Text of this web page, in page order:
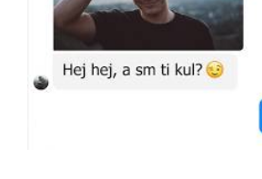
Veš, s kom si dopisuješ
Video vsebine